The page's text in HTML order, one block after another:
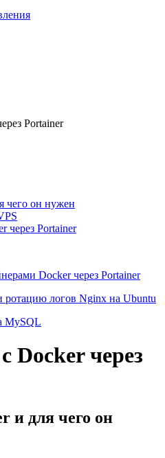
Portainer
чего он нужен
через Portainer
Docker через Portainer
ротацию логов Nginx на Ubuntu
MySQL
Docker через
и для чего он